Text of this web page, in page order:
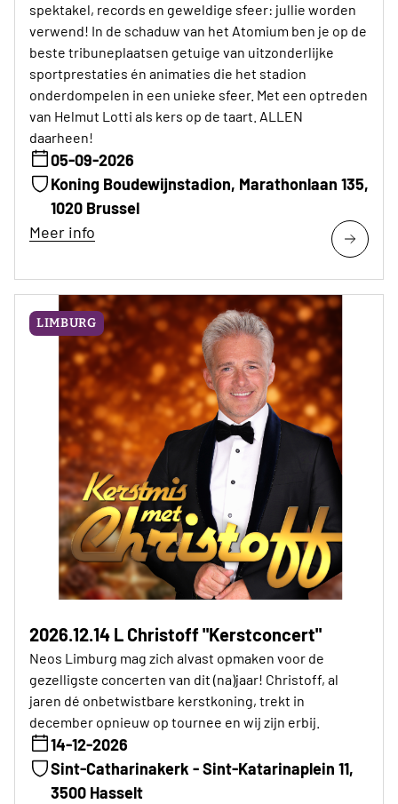
spektakel, records en geweldige sfeer: jullie worden
verwend! In de schaduw van het Atomium ben je op de
beste tribuneplaatsen getuige van uitzonderlijke
sportprestaties én animaties die het stadion
onderdompelen in een unieke sfeer. Met een optreden
van Helmut Lotti als kers op de taart. ALLEN
daarheen!
05-09-2026
Koning Boudewijnstadion, Marathonlaan 135,
1020 Brussel
Meer info
LIMBURG
2026.12.14 L Christoff "Kerstconcert"
Neos Limburg mag zich alvast opmaken voor de
gezelligste concerten van dit (na)jaar! Christoff, al
jaren dé onbetwistbare kerstkoning, trekt in
december opnieuw op tournee en wij zijn erbij.
14-12-2026
Sint-Catharinakerk - Sint-Katarinaplein 11,
3500 Hasselt